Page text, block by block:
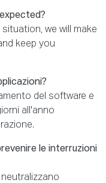
we will make
keep you
del software e
all'anno
le interruzioni